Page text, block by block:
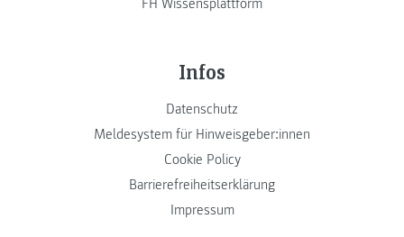
Infos
Datenschutz
Meldesystem für Hinweisgeber:innen
Cookie Policy
Barrierefreiheitserklärung
Impressum